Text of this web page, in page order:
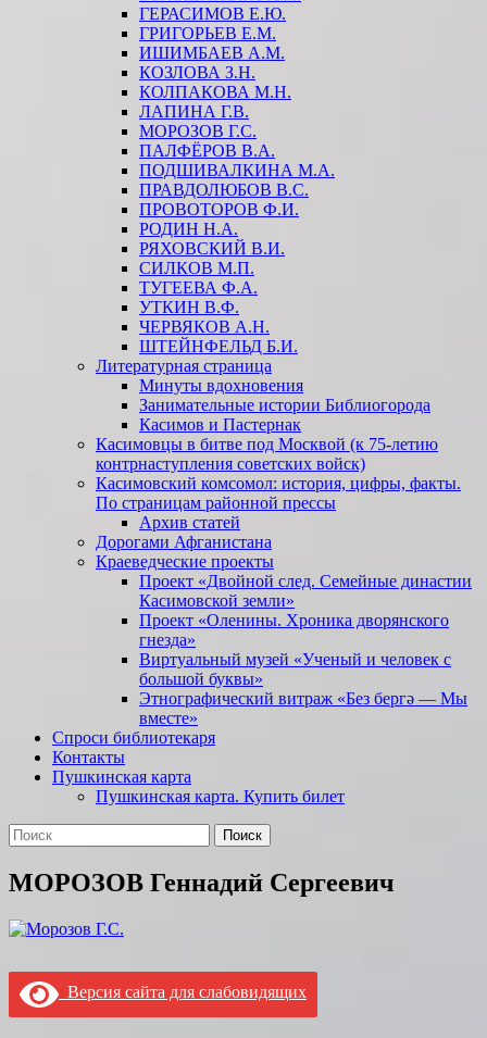
ГЕРАСИМОВ Е.Ю.
ГРИГОРЬЕВ Е.М.
ИШИМБАЕВ А.М.
КОЗЛОВА З.Н.
КОЛПАКОВА М.Н.
ЛАПИНА Г.В.
МОРОЗОВ Г.С.
ПАЛФЁРОВ В.А.
ПОДШИВАЛКИНА М.А.
ПРАВДОЛЮБОВ В.С.
ПРОВОТОРОВ Ф.И.
РОДИН Н.А.
РЯХОВСКИЙ В.И.
СИЛКОВ М.П.
ТУГЕЕВА Ф.А.
УТКИН В.Ф.
ЧЕРВЯКОВ А.Н.
ШТЕЙНФЕЛЬД Б.И.
Литературная страница
Минуты вдохновения
Занимательные истории Библиогорода
Касимов и Пастернак
Касимовцы в битве под Москвой (к 75-летию
контрнаступления советских войск)
Касимовский комсомол: история, цифры, факты.
По страницам районной прессы
Архив статей
Дорогами Афганистана
Краеведческие проекты
Проект «Двойной след. Семейные династии
Касимовской земли»
Проект «Оленины. Хроника дворянского
гнезда»
Виртуальный музей «Ученый и человек с
большой буквы»
Этнографический витраж «Без бергə — Мы
вместе»
Спроси библиотекаря
Контакты
Пушкинская карта
Пушкинская карта. Купить билет
Поиск
Найти:
МОРОЗОВ Геннадий Сергеевич
Версия сайта для слабовидящих